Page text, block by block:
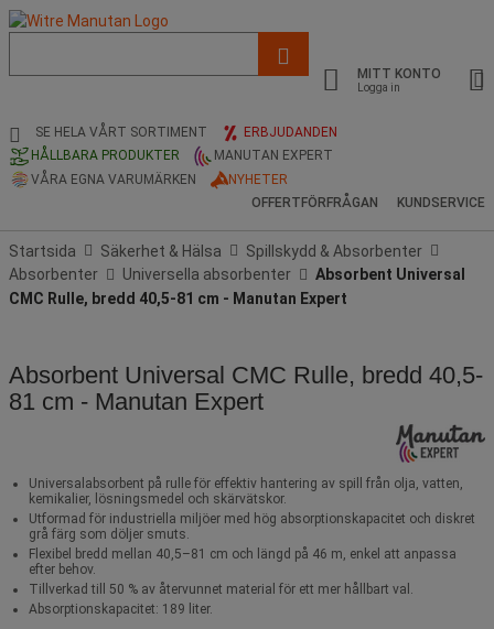
och
sökhistorik
MITT KONTO
Logga in
SE HELA VÅRT SORTIMENT
ERBJUDANDEN
HÅLLBARA PRODUKTER
MANUTAN EXPERT
VÅRA EGNA VARUMÄRKEN
NYHETER
OFFERTFÖRFRÅGAN
KUNDSERVICE
Startsida Säkerhet & Hälsa
Spillskydd & Absorbenter
Absorbenter
Universella absorbenter
Absorbent Universal
CMC Rulle, bredd 40,5-81 cm - Manutan Expert
Absorbent Universal CMC Rulle, bredd 40,5-
81 cm - Manutan Expert
Universalabsorbent på rulle för effektiv hantering av spill från olja, vatten,
kemikalier, lösningsmedel och skärvätskor.
Utformad för industriella miljöer med hög absorptionskapacitet och diskret
grå färg som döljer smuts.
Flexibel bredd mellan 40,5–81 cm och längd på 46 m, enkel att anpassa
efter behov.
Tillverkad till 50 % av återvunnet material för ett mer hållbart val.
Absorptionskapacitet: 189 liter.